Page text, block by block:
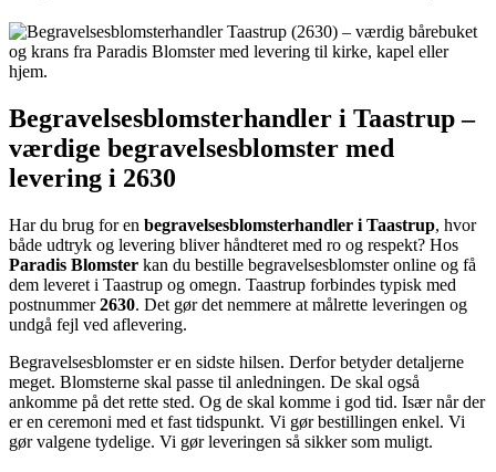
Begravelsesblomsterhandler i Taastrup –
værdige begravelsesblomster med
levering i 2630
Har du brug for en begravelsesblomsterhandler i Taastrup, hvor
både udtryk og levering bliver håndteret med ro og respekt? Hos
Paradis Blomster kan du bestille begravelsesblomster online og få
dem leveret i Taastrup og omegn. Taastrup forbindes typisk med
postnummer2630. Det gør det nemmere at målrette leveringen og
undgå fejl ved aflevering.
Begravelsesblomster er en sidste hilsen. Derfor betyder detaljerne
meget. Blomsterne skal passe til anledningen. De skal også
ankomme på det rette sted. Og de skal komme i god tid. Især når der
er en ceremoni med et fast tidspunkt. Vi gør bestillingen enkel. Vi
gør valgene tydelige. Vi gør leveringen så sikker som muligt.